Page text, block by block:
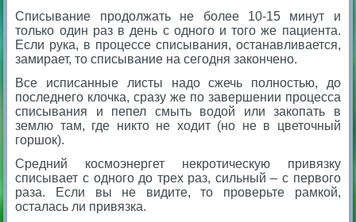
Списывание продолжать не более 10-15 минут и
только один раз в день с одного и того же пациента.
Если рука, в процессе списывания, останавливается,
замирает, то списывание на сегодня закончено.
Все исписанные листы надо сжечь полностью, до
последнего клочка, сразу же по завершении процесса
списывания и пепел смыть водой или закопать в
землю там, где никто не ходит (но не в цветочный
горшок).
Средний космоэнергет некротическую привязку
списывает с одного до трех раз, сильный – с первого
раза. Если вы не видите, то проверьте рамкой,
осталась ли привязка.